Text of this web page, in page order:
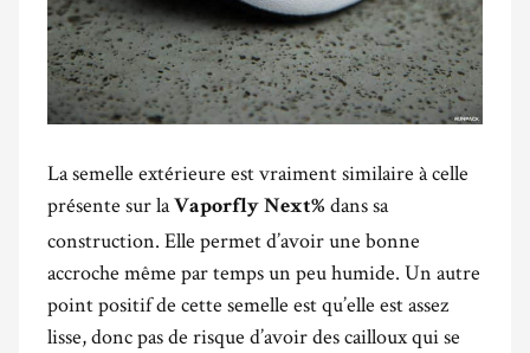
La semelle extérieure est vraiment similaire à celle
présente sur la Vaporfly Next% dans sa
construction. Elle permet d’avoir une bonne
accroche même par temps un peu humide. Un autre
point positif de cette semelle est qu’elle est assez
lisse, donc pas de risque d’avoir des cailloux qui se